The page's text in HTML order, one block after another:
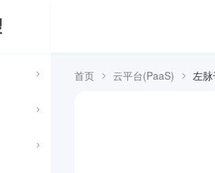
首页 云平台(PaaS) 左